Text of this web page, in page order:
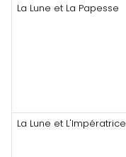
La Lune et La Papesse
La Lune et L'Impératrice